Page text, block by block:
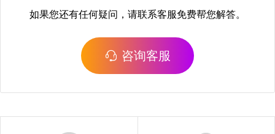
如果您还有任何疑问，请联系客服免费帮您解答。
咨询客服